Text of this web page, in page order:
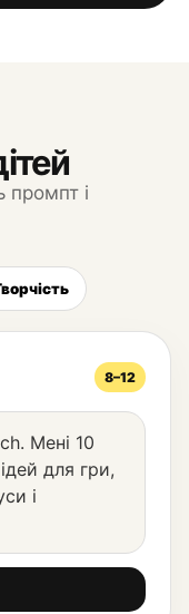
промпт і
8–12
Мені 10
для гри,
і